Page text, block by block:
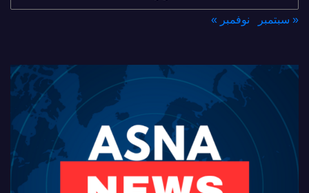
« سبتمبر نوفمبر »